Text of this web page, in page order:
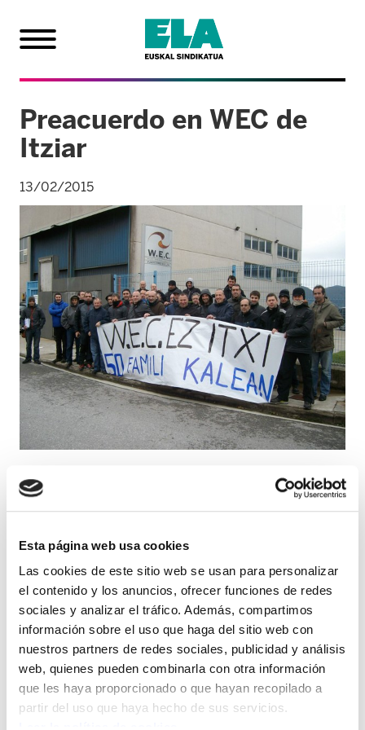
Esta página web usa cookies
Las cookies de este sitio web se usan para personalizar
el contenido y los anuncios, ofrecer funciones de redes
sociales y analizar el tráfico. Además, compartimos
información sobre el uso que haga del sitio web con
nuestros partners de redes sociales, publicidad y análisis
web, quienes pueden combinarla con otra información
que les haya proporcionado o que hayan recopilado a
partir del uso que haya hecho de sus servicios.
Preacuerdo en WEC de
Itziar
13/02/2015
Hoy, la asamblea trabajadores de WEC
despido de la totalidad de la plantilla. La
indemnización inicial propuesta por la
empresa era de 20 días por cada año
trabajado con el límite máximo de una
anualidad.
Fruto de la lucha y presión de la plantilla que se
encontraba en huelga indefinida, el acuerdo